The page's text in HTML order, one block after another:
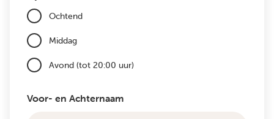
Ochtend
Middag
Avond (tot 20:00 uur)
Voor- en Achternaam